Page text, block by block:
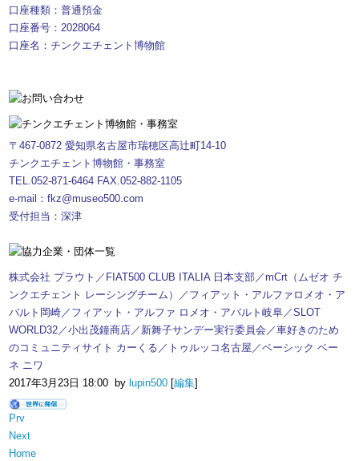
口座種類：普通預金
口座番号：2028064
口座名：チンクエチェント博物館
〒467-0872 愛知県名古屋市瑞穂区高辻町14-10
チンクエチェント博物館・事務室
TEL.052-871-6464 FAX.052-882-1105
e-mail：fkz@museo500.com
受付担当：深津
株式会社 プラウト／FIAT500 CLUB ITALIA 日本支部／mCrt（ムゼオ チ
ンクエチェント レーシングチーム）／フィアット・アルファロメオ・ア
バルト岡崎／フィアット・アルファ ロメオ・アバルト岐阜／SLOT
WORLD32／小出茂鐘商店／新舞子サンデー実行委員会／車好きのため
のコミュニティサイト カーくる／トゥルッコ名古屋／ベーシック ベー
ネ ニワ
2017年3月23日 18:00 by lupin500 [編集]
Prv
Next
Home